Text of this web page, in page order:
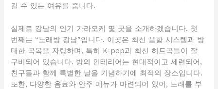
길 수 있는 여유를 줍니다.
실제로 강남의 인기 가라오케 몇 곳을 소개하겠습니다. 첫
번째는 “노래방 강남”입니다. 이곳은 최신 음향 시스템과 방
대한 곡목을 자랑하며, 특히 K-pop과 최신 히트곡들이 잘
구비되어 있습니다. 방의 인테리어는 현대적이고 세련되어,
친구들과 함께 특별한 날을 기념하기에 최적의 장소입니다.
또한, 다양한 음료와 안주 메뉴가 마련되어 있어, 노래를 부